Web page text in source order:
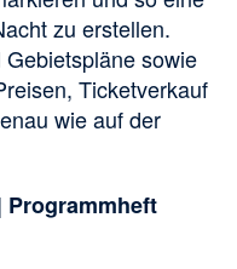
zu erstellen.
sowie
Ticketverkauf
wie auf der
Programmheft